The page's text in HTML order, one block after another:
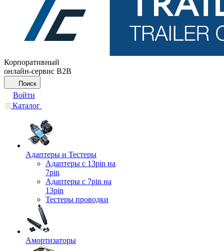
Корпоративный
онлайн-сервис B2B
Поиск
Войти
Каталог
Адаптеры и Тестеры
Адаптеры с 13pin на
7pin
Адаптеры с 7pin на
13pin
Тестеры проводки
Амортизаторы